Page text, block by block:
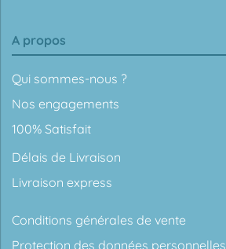
A propos
Qui sommes-nous ?
Nos engagements
100% Satisfait
Délais de Livraison
Livraison express
Conditions générales de vente
Protection des données personnelles